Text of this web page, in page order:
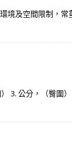
及空間限制，
3. 公分，（臀